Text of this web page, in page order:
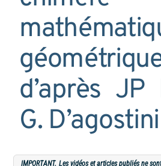
d’après
G. D’agostini
IMPORTANT. Les vidéos et articles publiés ne